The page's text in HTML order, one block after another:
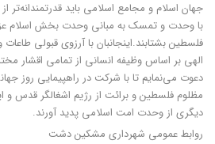
جهان اسلام و مجامع اسلامی باید قدرتمندانه‌تر
با وحدت و تمسک به مبانی وحدت بخش اسلام
فلسطین بشتابند.اینجانبان با آرزوی قبولی
الهی بر اساس وظیفه انسانی از تمامی اقشار
دعوت می‌نمایم تا با شرکت در راهپیمایی روز
مظلوم فلسطین و برائت از رژیم اشغالگر قدس و
دیگری از وحدت امت اسلامی پدید آورند.
روابط عمومی شهرداری مشکین دشت